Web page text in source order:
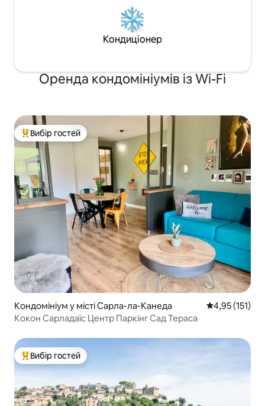
Кондиціонер
Оренда кондомініумів із Wi-Fi
Топ вибір гостей
Вибір гостей
Кондомініум у місті Сарла-ла-Канеда Середня
4,95 (151)
Кокон Сарладаїс Центр Паркінг Сад Тераса
Топ вибір гостей
Вибір гостей